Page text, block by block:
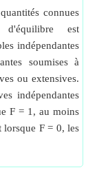
connues
d'équilibre est
indépendantes
soumises à
ou extensives.
indépendantes
F = 1, au moins
lorsque F = 0, les